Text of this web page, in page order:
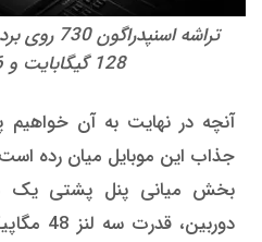
128 گیگابایت و 6 گیگابایت رم
آنچه در نهایت به آن
بخش میانی پنل پشتی یک